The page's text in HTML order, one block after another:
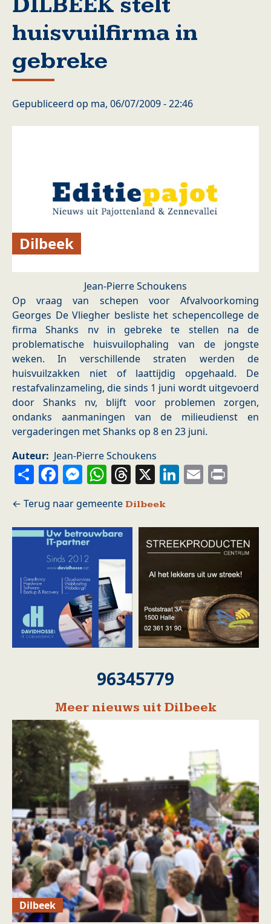
huisvuilfirma in
gebreke
Gepubliceerd op ma, 06/07/2009 - 22:46
Dilbeek
Jean-Pierre Schoukens
Op vraag van schepen voor Afvalvoorkoming
Georges De Vliegher besliste het schepencollege de
firma Shanks nv in gebreke te stellen na de
problematische huisvuilophaling van de jongste
weken. In verschillende straten werden de
huisvuilzakken niet of laattijdig opgehaald. De
restafvalinzameling, die sinds 1 juni wordt uitgevoerd
door Shanks nv, blijft voor problemen zorgen,
ondanks aanmaningen van de milieudienst en
vergaderingen met Shanks op 8 en 23 juni.
Auteur
Jean-Pierre Schoukens
ShareFacebook
Messenger
WhatsApp
Threads
X LinkedIn
Email
Dilbeek
96345779
Meer nieuws uit Dilbeek
Dilbeek